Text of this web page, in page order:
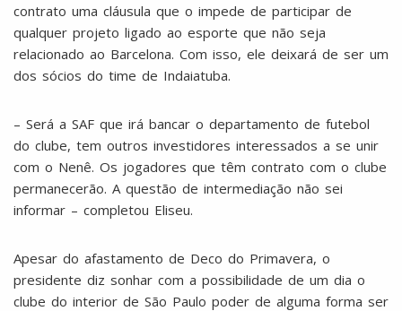
contrato uma cláusula que o impede de participar de
qualquer projeto ligado ao esporte que não seja
relacionado ao Barcelona. Com isso, ele deixará de ser um
dos sócios do time de Indaiatuba.
– Será a SAF que irá bancar o departamento de futebol
do clube, tem outros investidores interessados a se unir
com o Nenê. Os jogadores que têm contrato com o clube
permanecerão. A questão de intermediação não sei
informar – completou Eliseu.
Apesar do afastamento de Deco do Primavera, o
presidente diz sonhar com a possibilidade de um dia o
clube do interior de São Paulo poder de alguma forma ser